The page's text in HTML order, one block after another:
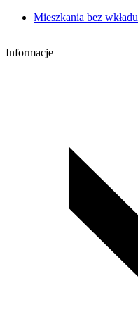
Mieszkania bez
Informacje